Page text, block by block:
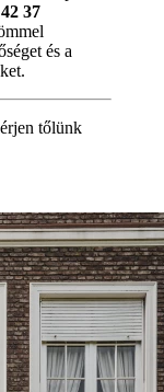
37
és a
tőlünk